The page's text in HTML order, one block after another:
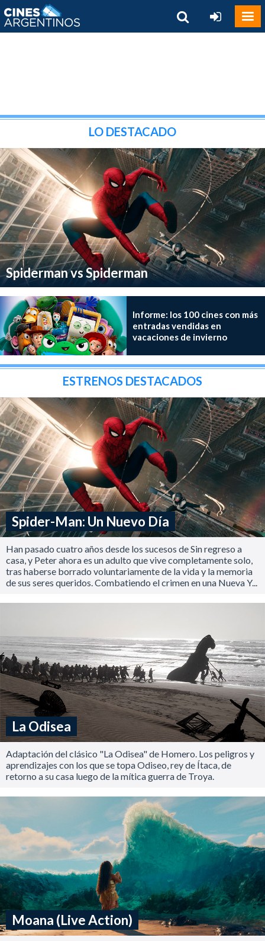
LO DESTACADO
Spiderman vs Spiderman
Informe: los 100 cines con más
entradas vendidas en
vacaciones de invierno
ESTRENOS DESTACADOS
Spider-Man: Un Nuevo Día
Han pasado cuatro años desde los sucesos de Sin regreso a
casa, y Peter ahora es un adulto que vive completamente solo,
tras haberse borrado voluntariamente de la vida y la memoria
de sus seres queridos. Combatiendo el crimen en una Nueva Y...
La Odisea
Adaptación del clásico "La Odisea" de Homero. Los peligros y
aprendizajes con los que se topa Odiseo, rey de Ítaca, de
retorno a su casa luego de la mítica guerra de Troya.
Moana (Live Action)